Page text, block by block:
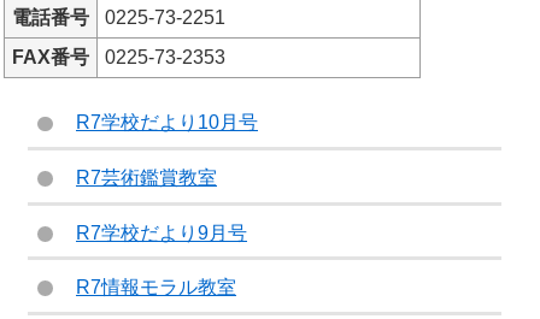
電話番号
0225-73-2251
FAX番号
0225-73-2353
R7学校だより10月号
R7芸術鑑賞教室
R7学校だより9月号
R7情報モラル教室